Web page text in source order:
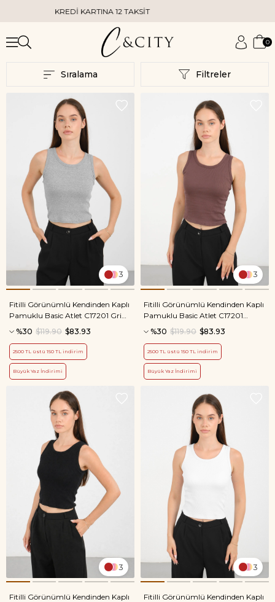
KARTINA 12 TAKSİT
0
Filtreler
Sıralama
3
Fitilli Görünümlü Kendinden Kaplı
Pamuklu Basic Atlet C17201 Gri
%30 $83.93
$119.90
2500 TL üstü 150 TL indirim
Büyük Yaz İndirimi
3
Fitilli Görünümlü Kendinden Kaplı
Pamuklu Basic Atlet C17201
Kahverengi
%30 $83.93
$119.90
2500 TL üstü 150 TL indirim
Büyük Yaz İndirimi
3
Fitilli Görünümlü Kendinden Kaplı
3
Fitilli Görünümlü Kendinden Kaplı